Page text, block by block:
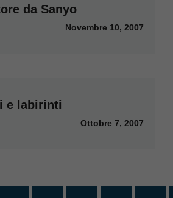
da Sanyo
Novembre 10, 2007
e labirinti
Ottobre 7, 2007